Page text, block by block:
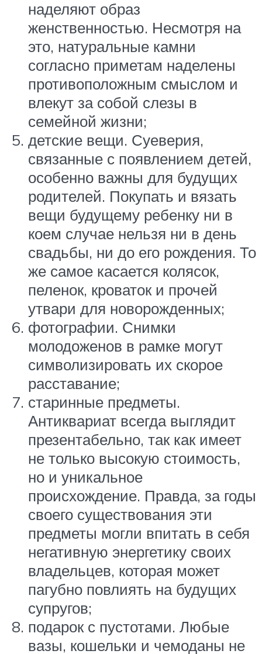
наделяют образ
женственностью. Несмотря на
это, натуральные камни
согласно приметам наделены
противоположным смыслом и
влекут за собой слезы в
семейной жизни;
детские вещи. Суеверия,
связанные с появлением детей,
особенно важны для будущих
родителей. Покупать и вязать
вещи будущему ребенку ни в
коем случае нельзя ни в день
свадьбы, ни до его рождения. То
же самое касается колясок,
пеленок, кроваток и прочей
утвари для новорожденных;
фотографии. Снимки
молодоженов в рамке могут
символизировать их скорое
расставание;
старинные предметы.
Антиквариат всегда выглядит
презентабельно, так как имеет
не только высокую стоимость,
но и уникальное
происхождение. Правда, за годы
своего существования эти
предметы могли впитать в себя
негативную энергетику своих
владельцев, которая может
пагубно повлиять на будущих
супругов;
подарок с пустотами. Любые
вазы, кошельки и чемоданы не